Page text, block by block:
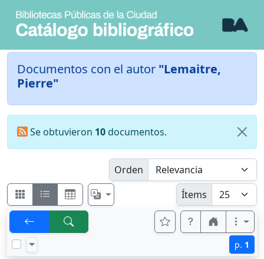
Documentos con el autor "Lemaitre,
Pierre"
Se obtuvieron 10documentos.
Orden
Ítems
p. 1